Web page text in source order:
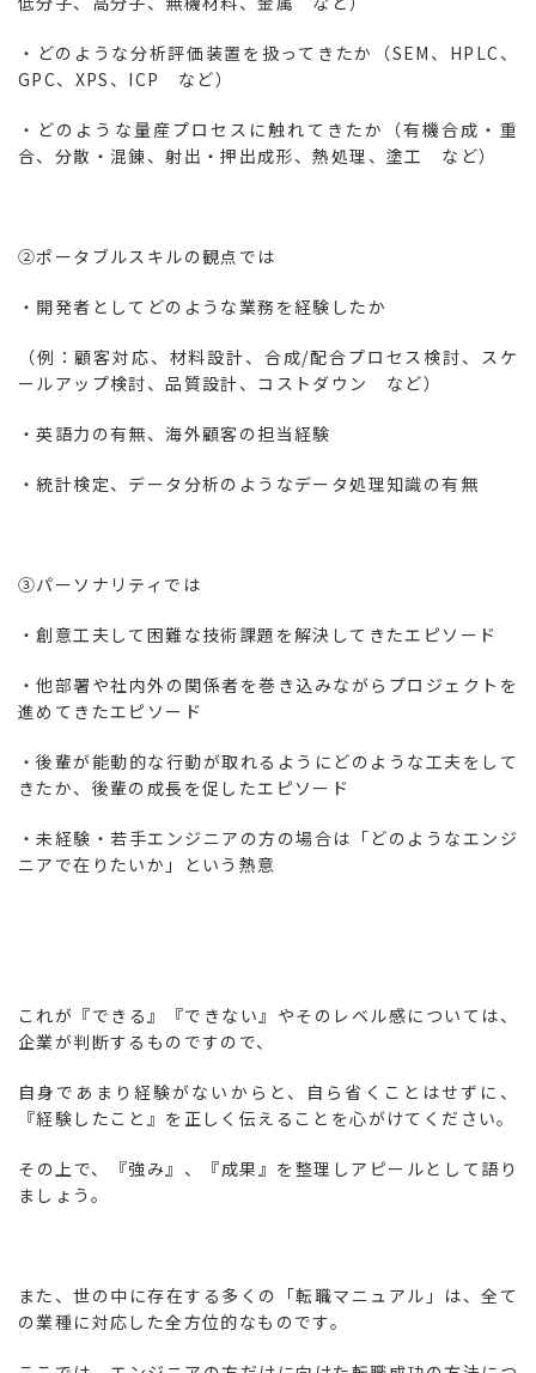
・どのような分析評価装置を扱ってきたか（SEM、HPLC、
GPC、XPS、ICP など）
・どのような量産プロセスに触れてきたか（有機合成・重
合、分散・混錬、射出・押出成形、熱処理、塗工 など）
②ポータブルスキルの観点では
・開発者としてどのような業務を経験したか
（例：顧客対応、材料設計、合成/配合プロセス検討、スケ
ールアップ検討、品質設計、コストダウン など）
・英語力の有無、海外顧客の担当経験
・統計検定、データ分析のようなデータ処理知識の有無
③パーソナリティでは
・創意工夫して困難な技術課題を解決してきたエピソード
・他部署や社内外の関係者を巻き込みながらプロジェクトを
進めてきたエピソード
・後輩が能動的な行動が取れるようにどのような工夫をして
きたか、後輩の成長を促したエピソード
・未経験・若手エンジニアの方の場合は「どのようなエンジ
ニアで在りたいか」という熱意
これが『できる』『できない』やそのレベル感については、
企業が判断するものですので、
自身であまり経験がないからと、自ら省くことはせずに、
『経験したこと』を正しく伝えることを心がけてください。
その上で、『強み』、『成果』を整理しアピールとして語り
ましょう。
また、世の中に存在する多くの「転職マニュアル」は、全て
の業種に対応した全方位的なものです。